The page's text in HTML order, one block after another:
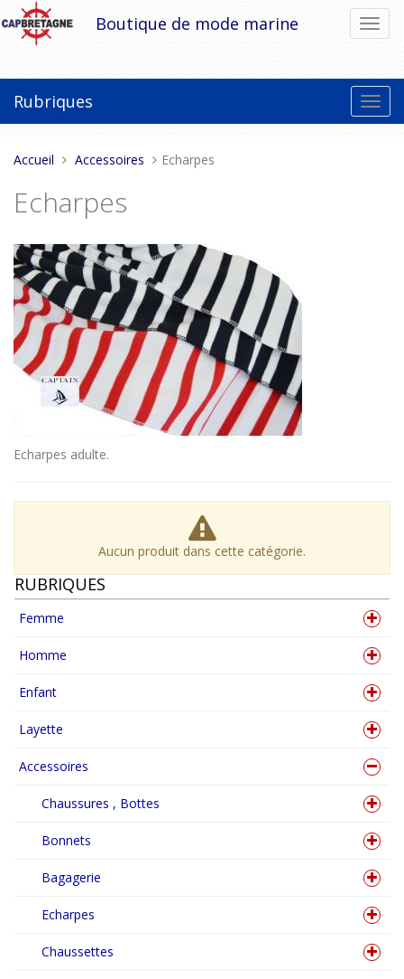
Aller
au
contenu
la
Boutique de mode marine
la
Rubriques
Vous
ici :
Accueil Accessoires Echarpes
Echarpes
Echarpes adulte.
Aucun produit dans cette catégorie.
RUBRIQUES
Femme
Homme
Enfant
Layette
Accessoires
Chaussures , Bottes
Bonnets
Bagagerie
Echarpes
Chaussettes